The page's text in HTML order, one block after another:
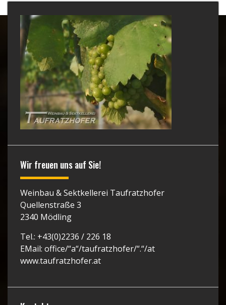
Wir freuen uns auf Sie!
Weinbau & Sektkellerei Taufratzhofer
Quellenstraße 3
2340 Mödling
Tel.: +43(0)2236 / 226 18
EMail: office/“a“/taufratzhofer/“.“/at
www.taufratzhofer.at